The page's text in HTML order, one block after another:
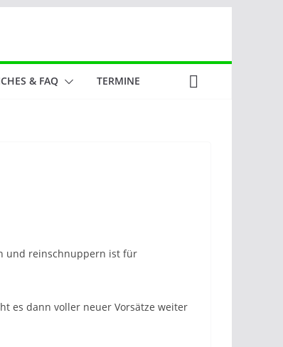
& FAQ TERMINE
und reinschnuppern ist für
es dann voller neuer Vorsätze weiter